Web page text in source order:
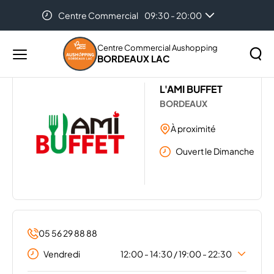
Centre Commercial 09:30 - 20:00
Menu
principal
Centre Commercial Aushopping
BORDEAUX LAC
Les restaurants de votre centre Aushopping
L'AMI BUFFET
L'AMI BUFFET
BORDEAUX
À proximité
Ouvert le Dimanche
05 56 29 88 88
Vendredi
12:00 - 14:30 / 19:00 - 22:30